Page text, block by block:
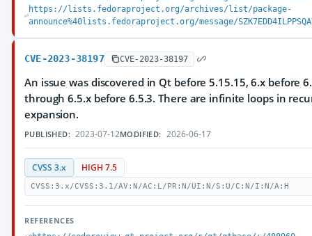
https://lists.fedoraproject.org/archives/list/package-
announce%40lists.fedoraproject.org/message/
CVE-2023-38197 CVE-2023-38197
An issue was discovered in Qt before 5.15.15, 6.x before
through 6.5.x before 6.5.3. There are infinite loops in
expansion.
PUBLISHED: 2023-07-12MODIFIED: 2026-06-17
CVSS 3.x HIGH 7.5
CVSS:3.x/CVSS:3.1/AV:N/AC:L/PR:N/UI:N/S:U/C:N/I:N/A:H
REFERENCES